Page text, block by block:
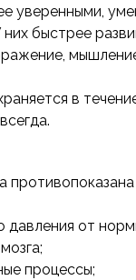
уверенными,
быстрее
в
давления от
процессы;